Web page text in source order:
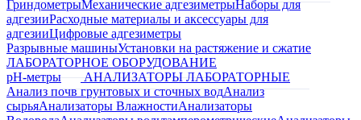
ГриндометрыМеханические адгезиметрыНаборы для
адгезииРасходные материалы и аксессуары для
адгезииЦифровые адгезиметры
Разрывные машиныУстановки на растяжение и сжатие
ЛАБОРАТОРНОЕ ОБОРУДОВАНИЕ
pH-метры
АНАЛИЗАТОРЫ ЛАБОРАТОРНЫЕ
Анализ почв грунтовых и сточных водАнализ
сырьяАнализаторы ВлажностиАнализаторы